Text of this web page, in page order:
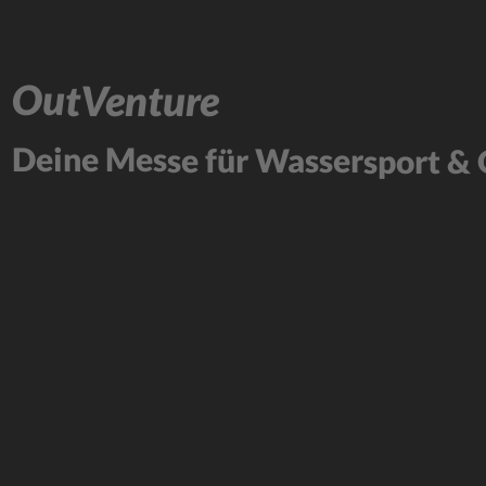
OutVenture
Deine Messe für Wassersport &